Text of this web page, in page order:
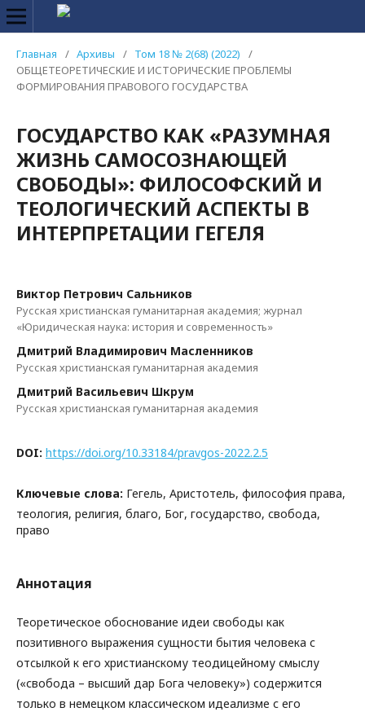
Главная / Архивы / Том 18 № 2(68) (2022)
/
ОБЩЕТЕОРЕТИЧЕСКИЕ И ИСТОРИЧЕСКИЕ ПРОБЛЕМЫ
ФОРМИРОВАНИЯ ПРАВОВОГО ГОСУДАРСТВА
ГОСУДАРСТВО КАК «РАЗУМНАЯ
ЖИЗНЬ САМОСОЗНАЮЩЕЙ
СВОБОДЫ»: ФИЛОСОФСКИЙ И
ТЕОЛОГИЧЕСКИЙ АСПЕКТЫ В
ИНТЕРПРЕТАЦИИ ГЕГЕЛЯ
Виктор Петрович Сальников
Русская христианская гуманитарная академия; журнал
«Юридическая наука: история и современность»
Дмитрий Владимирович Масленников
Русская христианская гуманитарная академия
Дмитрий Васильевич Шкрум
Русская христианская гуманитарная академия
DOI: https://doi.org/10.33184/pravgos-2022.2.5
Ключевые слова: Гегель, Аристотель, философия права,
теология, религия, благо, Бог, государство, свобода,
право
Аннотация
Теоретическое обоснование идеи свободы как
позитивного выражения сущности бытия человека с
отсылкой к его христианскому теодицейному смыслу
(«свобода – высший дар Бога человеку») содержится
только в немецком классическом идеализме с его